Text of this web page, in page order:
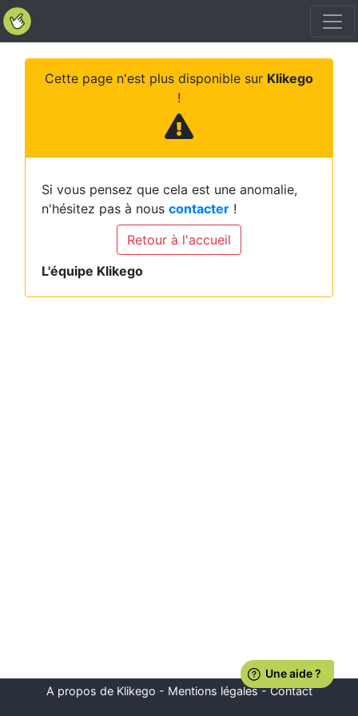
Cette page n'est plus disponible sur Klikego
!
Si vous pensez que cela est une anomalie,
n'hésitez pas à nous contacter !
Retour à l'accueil
L'équipe Klikego
A propos de Klikego - Mentions légales-Contact